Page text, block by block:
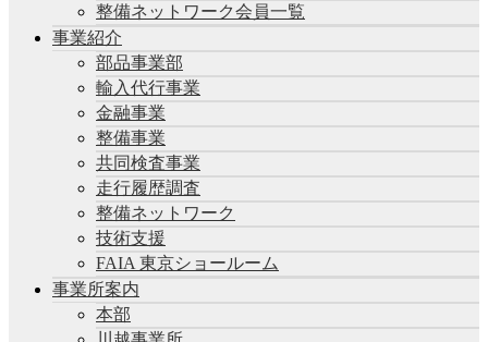
整備ネットワーク会員一覧
事業紹介
部品事業部
輸入代行事業
金融事業
整備事業
共同検査事業
走行履歴調査
整備ネットワーク
技術支援
FAIA 東京ショールーム
事業所案内
本部